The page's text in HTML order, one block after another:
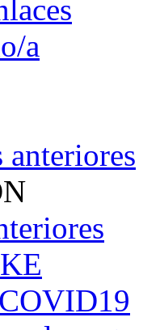
a
anteriores